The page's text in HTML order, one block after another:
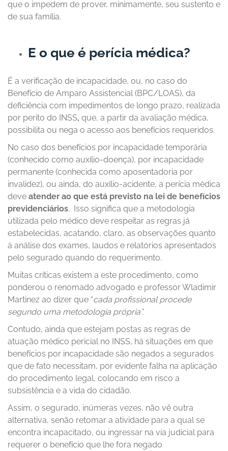
que o impedem de prover, minimamente, seu sustento e
de sua família.
E o que é perícia médica?
É a verificação de incapacidade, ou, no caso do
Benefício de Amparo Assistencial (BPC/LOAS), da
deficiência com impedimentos de longo prazo, realizada
por perito do INSS, que, a partir da avaliação médica,
possibilita ou nega o acesso aos benefícios requeridos.
No caso dos benefícios por incapacidade temporária
(conhecido como auxílio-doença), por incapacidade
permanente (conhecida como aposentadoria por
invalidez), ou ainda, do auxílio-acidente, a perícia médica
deve atender ao que está previsto na lei de benefícios
previdenciários. Isso significa que a metodologia
utilizada pelo médico deve respeitar as regras já
estabelecidas, acatando, claro, as observações quanto
à análise dos exames, laudos e relatórios apresentados
pelo segurado quando do requerimento.
Muitas críticas existem a este procedimento, como
ponderou o renomado advogado e professor Wladimir
Martinez ao dizer que “cada profissional procede
segundo uma metodologia própria”.
Contudo, ainda que estejam postas as regras de
atuação médico pericial no INSS, há situações em que
benefícios por incapacidade são negados a segurados
que de fato necessitam, por evidente falha na aplicação
do procedimento legal, colocando em risco a
subsistência e a vida do cidadão.
Assim, o segurado, inúmeras vezes, não vê outra
alternativa, senão retomar a atividade para a qual se
encontra incapacitado, ou ingressar na via judicial para
requerer o benefício que lhe fora negado